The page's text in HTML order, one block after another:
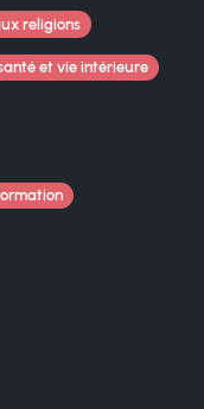
religions
et vie intérieure